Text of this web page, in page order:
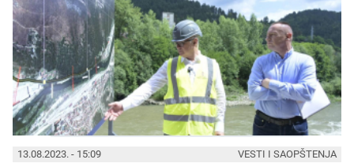
13.08.2023. - 15:09 VESTI I SAOPŠTENJA